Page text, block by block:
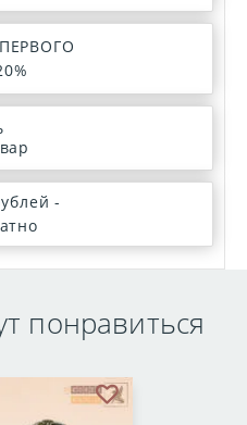
-
понравиться
В избранное